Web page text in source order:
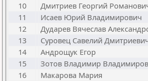
10
Дмитриев Георгий
11
Исаев Юрий Владимирович
12
Дударев Вячеслав
13
Суровец Савелий
14
Андрощук Егор
15
Зотов Владимир
16
Макарова Мария